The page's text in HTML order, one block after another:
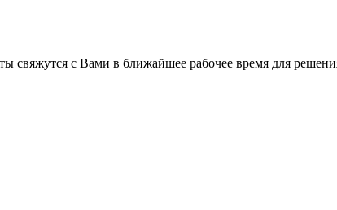
свяжутся с Вами в ближайшее рабочее время для